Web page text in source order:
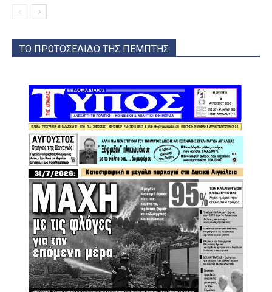
ΤΟ ΠΡΩΤΟΣΕΛΙΔΟ ΤΗΣ ΠΕΜΠΤΗΣ